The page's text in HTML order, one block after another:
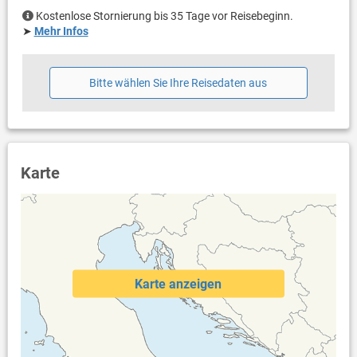
Kostenlose Stornierung bis 35 Tage vor Reisebeginn.
➤ Mehr Infos
Bitte wählen Sie Ihre Reisedaten aus
Karte
Karte anzeigen